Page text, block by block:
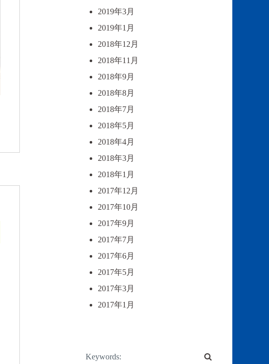
2019年3月
2019年1月
2018年12月
2018年11月
2018年9月
2018年8月
2018年7月
2018年5月
2018年4月
2018年3月
2018年1月
2017年12月
2017年10月
2017年9月
2017年7月
2017年6月
2017年5月
2017年3月
2017年1月